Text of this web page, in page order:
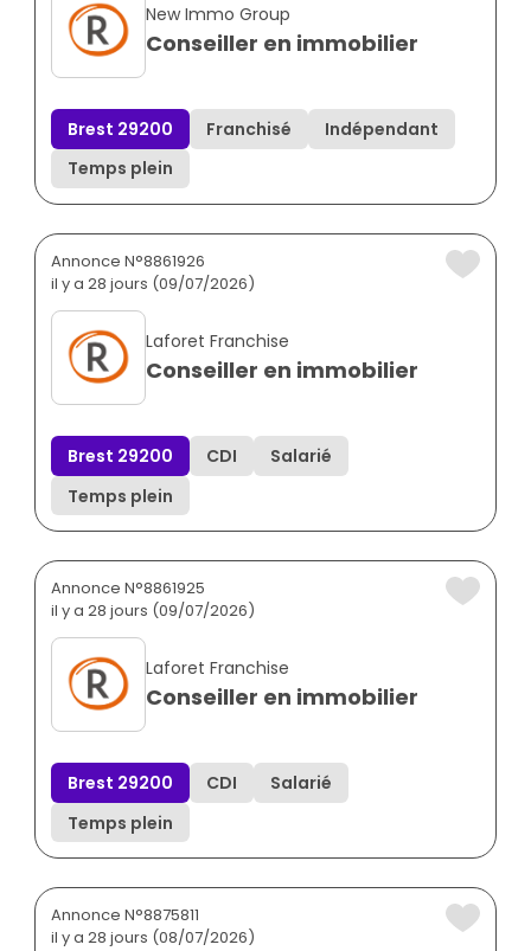
New Immo Group
Conseiller en immobilier
Brest 29200 Franchisé
Indépendant
Temps plein
Annonce N°8861926
il y a 28 jours (09/07/2026)
Laforet Franchise
Conseiller en immobilier
Brest 29200 CDI
Salarié
Temps plein
Annonce N°8861925
il y a 28 jours (09/07/2026)
Laforet Franchise
Conseiller en immobilier
Brest 29200 CDI
Salarié
Temps plein
Annonce N°8875811
il y a 28 jours (08/07/2026)